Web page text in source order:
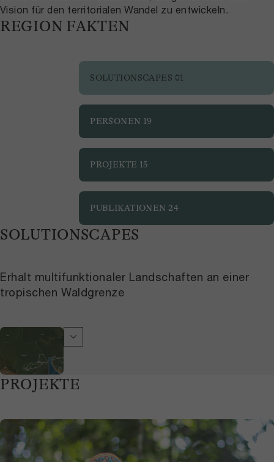
Vision für den territorialen Wandel zu entwickeln.
REGION FAKTEN
SOLUTIONSCAPES 01
PERSONEN 19
PROJEKTE 15
PUBLIKATIONEN 24
SOLUTIONSCAPES
Erhalt multifunktionaler Landschaften an einer
tropischen Waldgrenze
PROJEKTE